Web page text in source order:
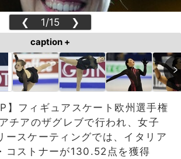
❮ 1/15 ❯
caption +
】フィギュアスケート欧州選手権
チアのザグレブで行われ、女子
ースケーティングでは、イタリア
コストナーが130.52点を獲得